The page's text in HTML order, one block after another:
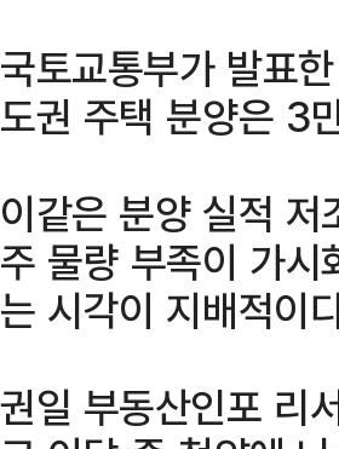
국토교통부가 발표
도권 주택 분양은 3
이같은 분양 실적
주 물량 부족이 가시
는 시각이 지배적이
권일 부동산인포 리